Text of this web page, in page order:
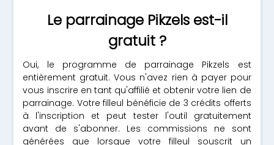
Le parrainage Pikzels est-il
gratuit ?
Oui, le programme de parrainage Pikzels est
entièrement gratuit. Vous n'avez rien à payer pour
vous inscrire en tant qu'affilié et obtenir votre lien de
parrainage. Votre filleul bénéficie de 3 crédits offerts
à l'inscription et peut tester l'outil gratuitement
avant de s'abonner. Les commissions ne sont
générées que lorsque votre filleul souscrit un